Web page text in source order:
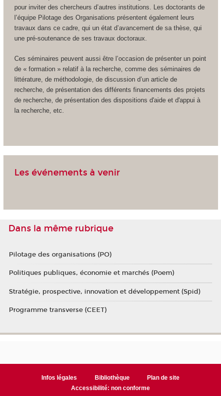
pour inviter des chercheurs d’autres institutions. Les doctorants de
l’équipe Pilotage des Organisations présentent également leurs
travaux dans ce cadre, qui un état d’avancement de sa thèse, qui
une pré-soutenance de ses travaux doctoraux.
Ces séminaires peuvent aussi être l’occasion de présenter un point
de « formation » relatif à la recherche, comme des séminaires de
littérature, de méthodologie, de discussion d’un article de
recherche, de présentation des différents financements des projets
de recherche, de présentation des dispositions d'aide et d'appui à
la recherche, etc.
Les événements à venir
Dans la même rubrique
Pilotage des organisations (PO)
Politiques publiques, économie et marchés (Poem)
Stratégie, prospective, innovation et développement (Spid)
Programme transverse (CEET)
Infos légales Bibliothèque
Plan de site
Accessibilité: non conforme